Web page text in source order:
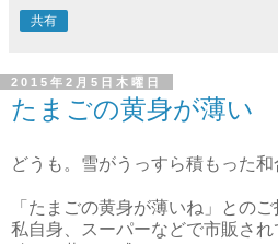
共有
2015年2月5日木曜日
たまごの黄身が薄い
どうも。雪がうっすら積もった和
「たまごの黄身が薄いね」との
私自身、スーパーなどで市販さ